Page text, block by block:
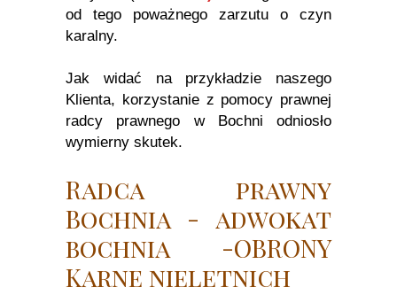
od tego poważnego zarzutu o czyn
karalny.
Jak widać na przykładzie naszego
Klienta, korzystanie z pomocy prawnej
radcy prawnego w Bochni odniosło
wymierny skutek.
Radca prawny
Bochnia - adwokat
bochnia -OBRONY
Karne nieletnich